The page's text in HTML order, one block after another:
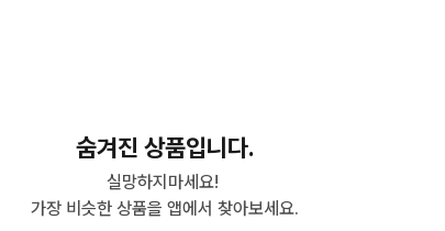
숨겨진 상품입니다.
실망하지마세요!
가장 비슷한 상품을 앱에서 찾아보세요.